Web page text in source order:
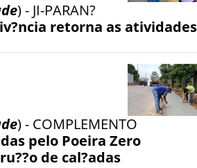
) - JI-PARAN?
retorna as atividades
) - COMPLEMENTO
pelo Poeira Zero
de cal?adas